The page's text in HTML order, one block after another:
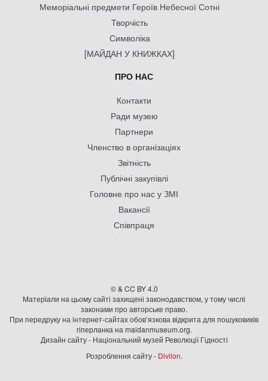
Меморіальні предмети Героїв Небесної Сотні
Творчість
Символіка
[МАЙДАН У КНИЖКАХ]
ПРО НАС
Контакти
Ради музею
Партнери
Членство в організаціях
Звітність
Публічні закупівлі
Головне про нас у ЗМІ
Вакансії
Співпраця
© & CC BY 4.0
Матеріали на цьому сайті захищені законодавством, у тому числі
законами про авторське право.
При передруку на iнтернет-сайтах обов’язкова відкрита для пошуковиків
гiперланка на maidanmuseum.org.
Дизайн сайту - Національний музей Революції Гідності
Розроблення сайту - Divilon.